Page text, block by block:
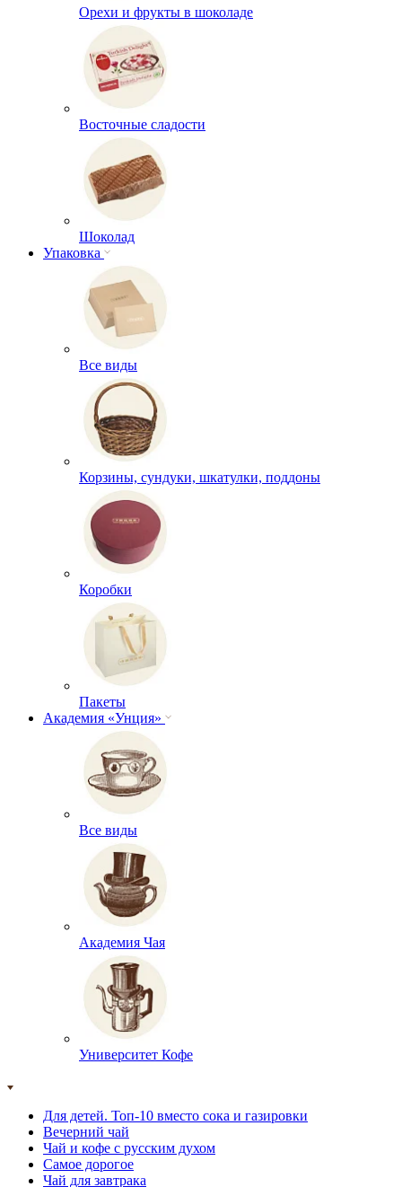
Орехи и фрукты в шоколаде
Восточные сладости
Шоколад
Упаковка
Все виды
Корзины, сундуки, шкатулки, поддоны
Коробки
Пакеты
Академия «Унция»
Все виды
Академия Чая
Университет Кофе
Для детей. Топ-10 вместо сока и газировки
Вечерний чай
Чай и кофе с русским духом
Самое дорогое
Чай для завтрака